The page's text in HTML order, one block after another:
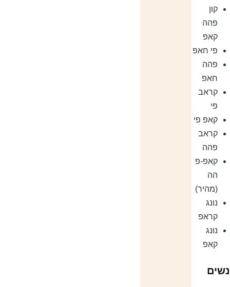
קון
פהה
קאפ
פי חאפ
פהה
חאפ
קראב
פי
קאפ פי
קראב
פהה
קאפ-פ
הה
(מהיר)
נונג
קראפ
נונג
קאפ